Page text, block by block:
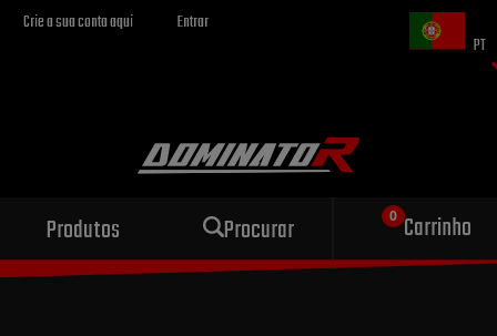
Crie a sua conta aqui
Entrar
PT
Produtos Procurar Carrinho
Escape esportivo
para sua motocicleta